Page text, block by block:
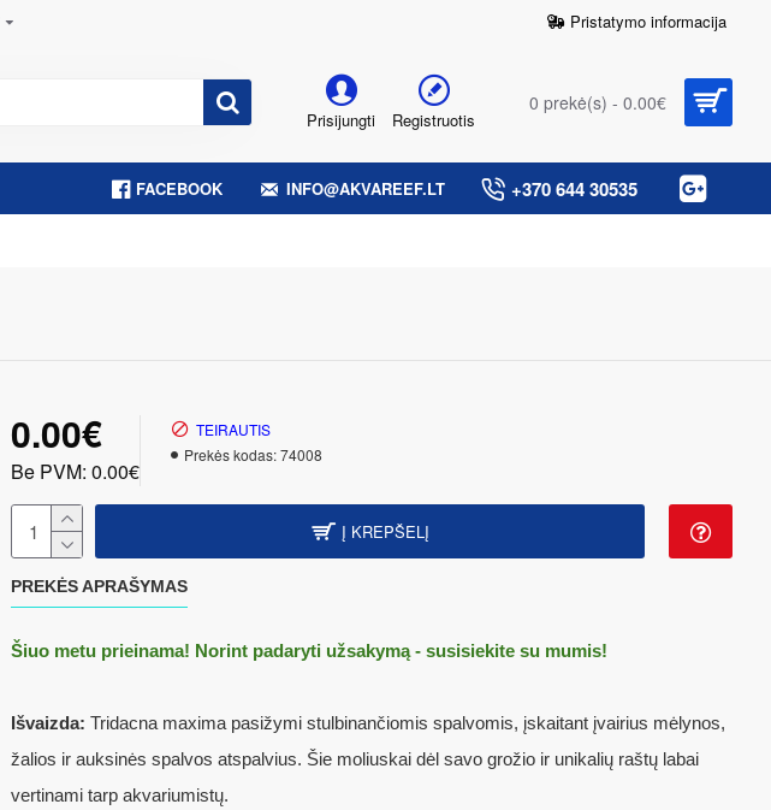
Pristatymo informacija
Prisijungti Registruotis
0 prekė(s) - 0.00€
FACEBOOK INFO@AKVAREEF.LT +370 644 30535
0.00€
Be PVM: 0.00€
TEIRAUTIS
Prekės kodas:74008
Į KREPŠELĮ
PREKĖS APRAŠYMAS
Šiuo metu prieinama! Norint padaryti užsakymą - susisiekite su mumis!
Išvaizda: Tridacna maxima pasižymi stulbinančiomis spalvomis, įskaitant įvairius mėlynos,
žalios ir auksinės spalvos atspalvius. Šie moliuskai dėl savo grožio ir unikalių raštų labai
vertinami tarp akvariumistų.